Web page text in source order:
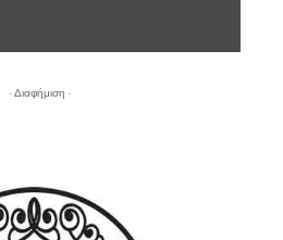
- Διαφήμιση -